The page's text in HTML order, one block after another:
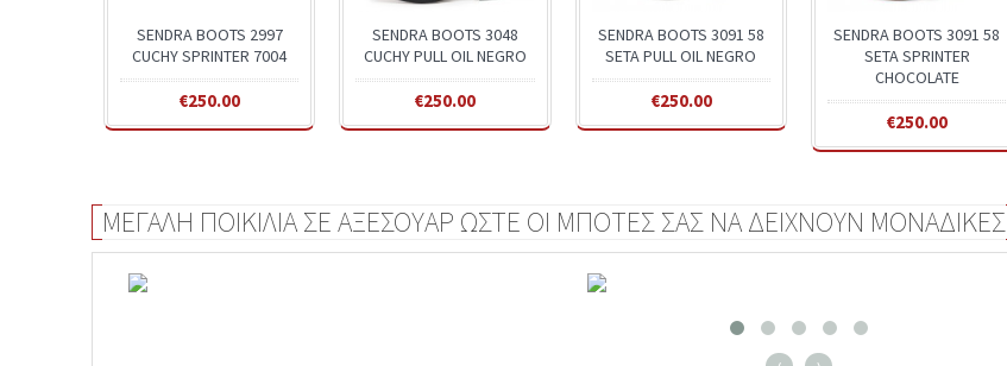
SENDRA BOOTS 2997
CUCHY SPRINTER 7004
€250.00
SENDRA BOOTS 3048
CUCHY PULL OIL NEGRO
€250.00
SENDRA BOOTS 3091 58
SETA PULL OIL NEGRO
€250.00
SENDRA BOOTS 3091 58
SETA SPRINTER
CHOCOLATE
€250.00
ΜΕΓΑΛΗ ΠΟΙΚΙΛΙΑ ΣΕ ΑΞΕΣΟΥΑΡ ΩΣΤΕ ΟΙ ΜΠΟΤΕΣ ΣΑΣ ΝΑ ΔΕΙΧΝΟΥΝ ΜΟΝΑΔΙΚΕΣ